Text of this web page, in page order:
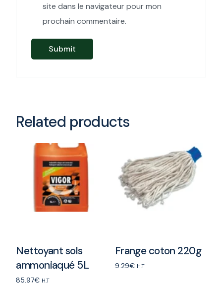
site dans le navigateur pour mon
prochain commentaire.
Related products
Nettoyant sols
ammoniaqué 5L
85.97€ H.T
Frange coton 220g
9.29€ H.T